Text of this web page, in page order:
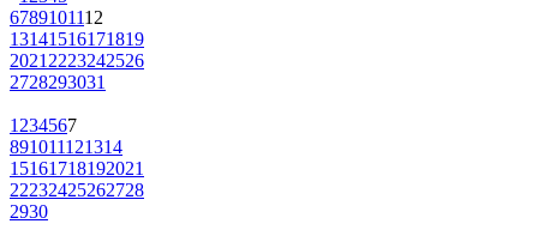
6789101112
13141516171819
2021 2223242526
2728293031
1 234567
891011121314
15161718192021
22232425262728
2930